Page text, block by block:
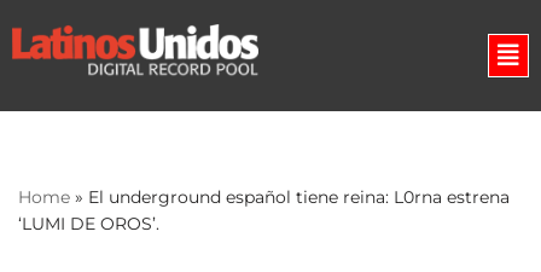
Skip
Home » El underground español tiene reina: L0rna estrena
‘LUMI DE OROS’.